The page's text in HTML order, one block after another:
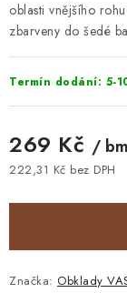
oblasti vnějšího
zbarveny do šedé
Termín dodání: 5-
269 Kč / bm
222,31 Kč bez DPH
Značka: Obklady